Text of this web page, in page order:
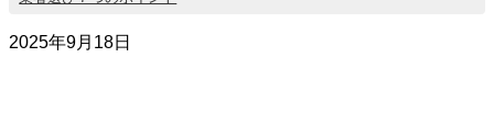
2025年9月18日